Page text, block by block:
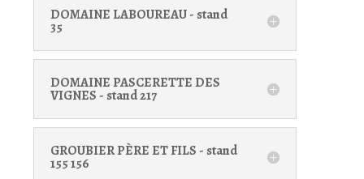
DOMAINE LABOUREAU - stand
35
DOMAINE PASCERETTE DES
VIGNES - stand 217
GROUBIER PÈRE ET FILS - stand
155 156